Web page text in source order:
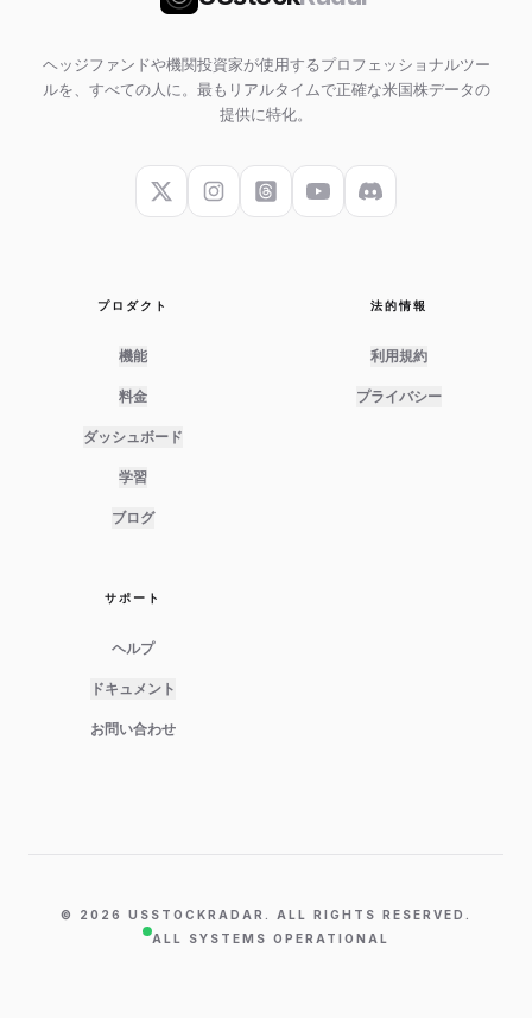
ヘッジファンドや機関投資家が使用するプロフェッショナルツー
ルを、すべての人に。最もリアルタイムで正確な米国株データの
提供に特化。
プロダクト
機能
料金
ダッシュボード
学習
ブログ
法的情報
利用規約
プライバシー
サポート
ヘルプ
ドキュメント
お問い合わせ
© 2026
USSTOCKRADAR. ALL RIGHTS RESERVED.
ALL SYSTEMS OPERATIONAL